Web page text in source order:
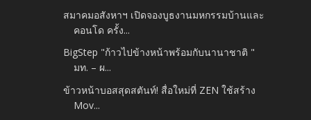
สมาคมอสังหาฯ เปิดจองบูธงานมหกรรมบ้านและ
คอนโด ครั้ง...
BigStep "ก้าวไปข้างหน้าพร้อมกับนานาชาติ "
มท. – ผ...
ข้าวหน้าบอสสุดสตันท์! สื่อใหม่ที่ ZEN ใช้สร้าง
Mov...